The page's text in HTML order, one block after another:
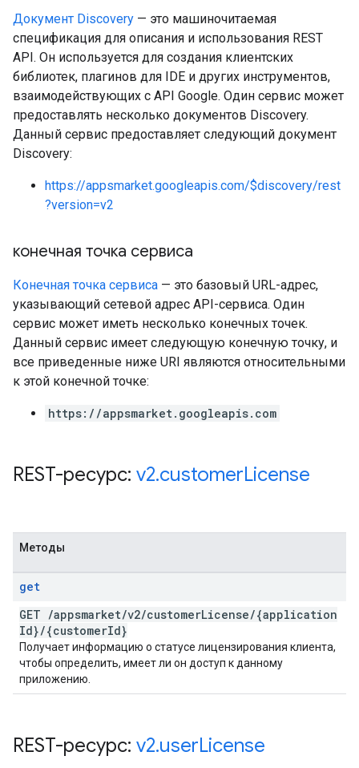
Документ Discovery — это машиночитаемая
спецификация для описания и использования REST
API. Он используется для создания клиентских
библиотек, плагинов для IDE и других инструментов,
взаимодействующих с API Google. Один сервис может
предоставлять несколько документов Discovery.
Данный сервис предоставляет следующий документ
Discovery:
https://appsmarket.googleapis.com/$discovery/rest
?version=v2
конечная точка сервиса
Конечная точка сервиса — это базовый URL-адрес,
указывающий сетевой адрес API-сервиса. Один
сервис может иметь несколько конечных точек.
Данный сервис имеет следующую конечную точку, и
все приведенные ниже URI являются относительными
к этой конечной точке:
https://appsmarket.googleapis.com
REST-ресурс: v2.customerLicense
Методы
get
GET /appsmarket/v2/customerLicense/{application
Id}/{customerId}
Получает информацию о статусе лицензирования клиента,
чтобы определить, имеет ли он доступ к данному
приложению.
REST-ресурс: v2.userLicense